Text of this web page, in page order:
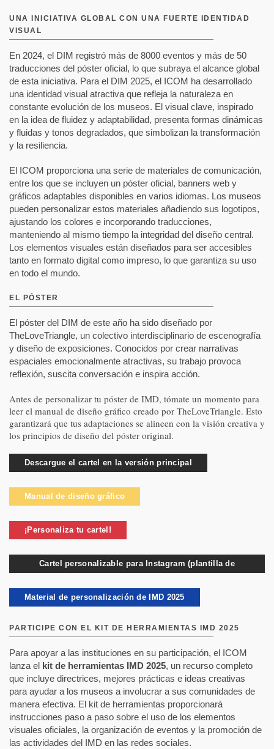
UNA INICIATIVA GLOBAL CON UNA FUERTE IDENTIDAD
VISUAL
En 2024, el DIM registró más de 8000 eventos y más de 50
traducciones del póster oficial, lo que subraya el alcance global
de esta iniciativa. Para el DIM 2025, el ICOM ha desarrollado
una identidad visual atractiva que refleja la naturaleza en
constante evolución de los museos. El visual clave, inspirado
en la idea de fluidez y adaptabilidad, presenta formas dinámicas
y fluidas y tonos degradados, que simbolizan la transformación
y la resiliencia.
El ICOM proporciona una serie de materiales de comunicación,
entre los que se incluyen un póster oficial, banners web y
gráficos adaptables disponibles en varios idiomas. Los museos
pueden personalizar estos materiales añadiendo sus logotipos,
ajustando los colores e incorporando traducciones,
manteniendo al mismo tiempo la integridad del diseño central.
Los elementos visuales están diseñados para ser accesibles
tanto en formato digital como impreso, lo que garantiza su uso
en todo el mundo.
EL PÓSTER
El póster del DIM de este año ha sido diseñado por
TheLoveTriangle, un colectivo interdisciplinario de escenografía
y diseño de exposiciones. Conocidos por crear narrativas
espaciales emocionalmente atractivas, su trabajo provoca
reflexión, suscita conversación e inspira acción.
Antes de personalizar tu póster de IMD, tómate un momento para
leer el manual de diseño gráfico creado por TheLoveTriangle. Esto
garantizará que tus adaptaciones se alineen con la visión creativa y
los principios de diseño del póster original.
Descargue el cartel en la versión principal
Manual de diseño gráfico
¡Personaliza tu cartel!
Cartel personalizable para Instagram (plantilla de
Material de personalización de IMD 2025
PARTICIPE CON EL KIT DE HERRAMIENTAS IMD 2025
Para apoyar a las instituciones en su participación, el ICOM
lanza el kit de herramientas IMD 2025, un recurso completo
que incluye directrices, mejores prácticas e ideas creativas
para ayudar a los museos a involucrar a sus comunidades de
manera efectiva. El kit de herramientas proporcionará
instrucciones paso a paso sobre el uso de los elementos
visuales oficiales, la organización de eventos y la promoción de
las actividades del IMD en las redes sociales.